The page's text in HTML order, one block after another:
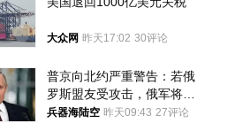
大众网 昨天17:02 30评论
普京向北约严重警告：若俄
罗斯盟友受攻击，俄军将动
用核武器保护
兵器海陆空 昨天09:43 27评论